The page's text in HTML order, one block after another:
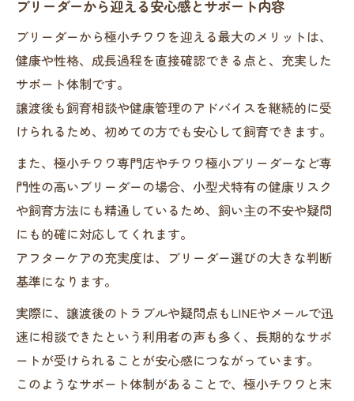
ブリーダーから迎える安心感とサポート内容
ブリーダーから極小チワワを迎える最大のメリットは、
健康や性格、成長過程を直接確認できる点と、充実した
サポート体制です。
譲渡後も飼育相談や健康管理のアドバイスを継続的に受
けられるため、初めての方でも安心して飼育できます。
また、極小チワワ専門店やチワワ極小ブリーダーなど専
門性の高いブリーダーの場合、小型犬特有の健康リスク
や飼育方法にも精通しているため、飼い主の不安や疑問
にも的確に対応してくれます。
アフターケアの充実度は、ブリーダー選びの大きな判断
基準になります。
実際に、譲渡後のトラブルや疑問点もLINEやメールで迅
速に相談できたという利用者の声も多く、長期的なサポ
ートが受けられることが安心感につながっています。
このようなサポート体制があることで、極小チワワと末